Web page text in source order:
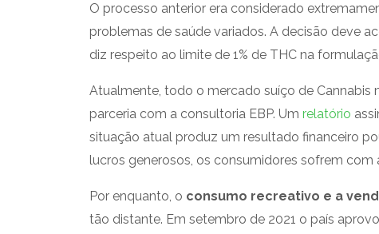
O processo anterior era considerado
problemas de saúde variados. A decisão deve
diz respeito ao limite de 1% de THC na
Atualmente, todo o mercado suíço de Cannabis
parceria com a consultoria EBP. Um relatório
situação atual produz um resultado financeiro
lucros generosos, os consumidores sofrem com
Por enquanto, o consumo recreativo e a
tão distante. Em setembro de 2021 o país